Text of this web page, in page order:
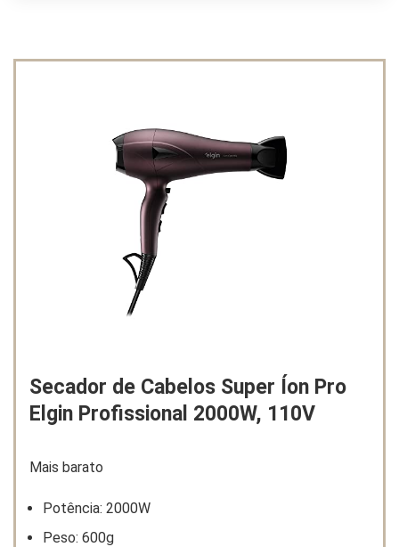
Secador de Cabelos Super Íon Pro
Elgin Profissional 2000W, 110V
Mais barato
Potência: 2000W
Peso: 600g